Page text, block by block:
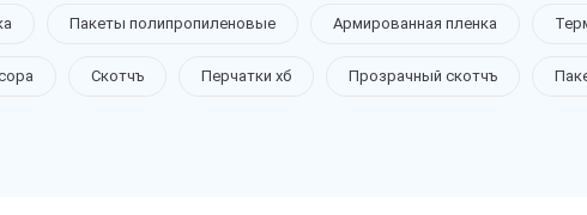
Пакеты полипропиленовые Армированная пленка
Скотчъ Перчатки хб Прозрачный скотчъ